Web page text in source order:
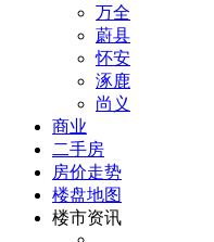
万全
蔚县
怀安
涿鹿
尚义
商业
二手房
房价走势
楼盘地图
楼市资讯